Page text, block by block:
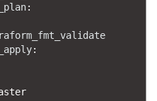
:
: